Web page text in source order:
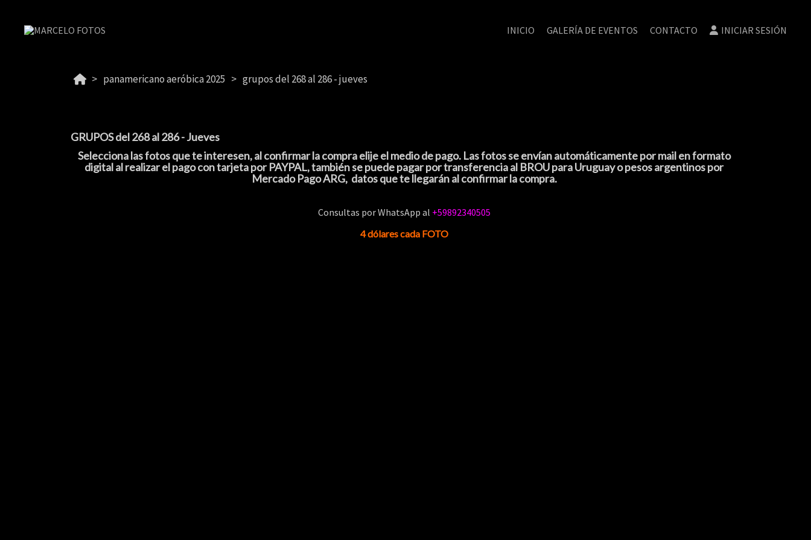
INICIO GALERÍA DE EVENTOS CONTACTO INICIAR SESIÓN
panamericano aeróbica 2025 grupos del 268 al 286 - jueves
GRUPOS del 268 al 286 - Jueves
Selecciona las fotos que te interesen, al confirmar la compra elije el medio de pago. Las fotos se envían automáticamente por mail en formato
digital al realizar el pago con tarjeta por PAYPAL, también se puede pagar por transferencia al BROU para Uruguay o pesos argentinos por
Mercado Pago ARG, datos que te llegarán al confirmar la compra.
Consultas porWhatsApp al +59892340505
4 dólares cada FOTO